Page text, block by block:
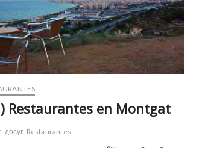
Restaurantes en Montgat
досуг Restaurantes